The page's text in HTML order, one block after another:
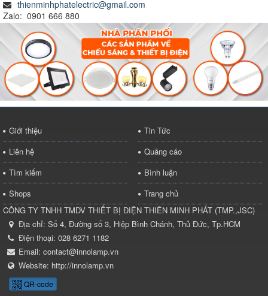
thienminhphatelectric@gmail.com
Zalo: 0901 666 880
Giới thiệu
Tin Tức
Liên hệ
Quảng cáo
Tìm kiếm
Bình luận
Shops
Trang chủ
CÔNG TY TNHH TMDV THIẾT BỊ ĐIỆN THIÊN MINH PHÁT (TMP.,JSC)
Địa chỉ: Số 4, Đường số 3, Hiệp Bình Chánh, Thủ Đức, Tp.HCM
Điện thoại: 028 6271 1182
Email: contact@innolamp.vn
Website: http://innolamp.vn
QR-code